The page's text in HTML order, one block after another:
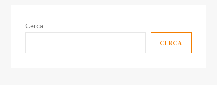
Cerca
CERCA